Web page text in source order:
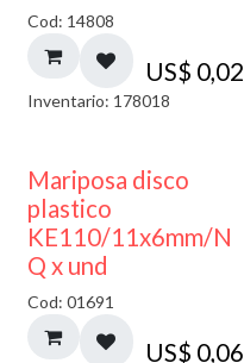
Cod: 14808
US$ 0,02
Inventario: 178018
Mariposa disco
plastico
KE110/11x6mm/N
Q x und
Cod: 01691
US$ 0,06